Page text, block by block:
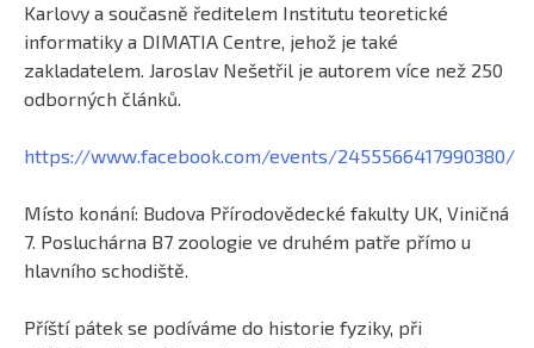
Karlovy a současně ředitelem Institutu teoretické
informatiky a DIMATIA Centre, jehož je také
zakladatelem. Jaroslav Nešetřil je autorem více než 250
odborných článků.
https://www.facebook.com/events/2455566417990380/
Místo konání: Budova Přírodovědecké fakulty UK, Viničná
7. Posluchárna B7 zoologie ve druhém patře přímo u
hlavního schodiště.
Příští pátek se podíváme do historie fyziky, při